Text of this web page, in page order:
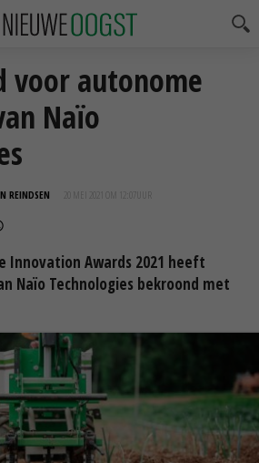
voor autonome
Naïo
REINDSEN 20 MEI 2021 OM 12:07
Innovation Awards 2021 heeft
Naïo Technologies bekroond met